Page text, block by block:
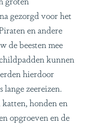
gezorgd voor het
en andere
de beesten mee
kunnen
hierdoor
zeereizen.
katten, honden en
opgroeven en de